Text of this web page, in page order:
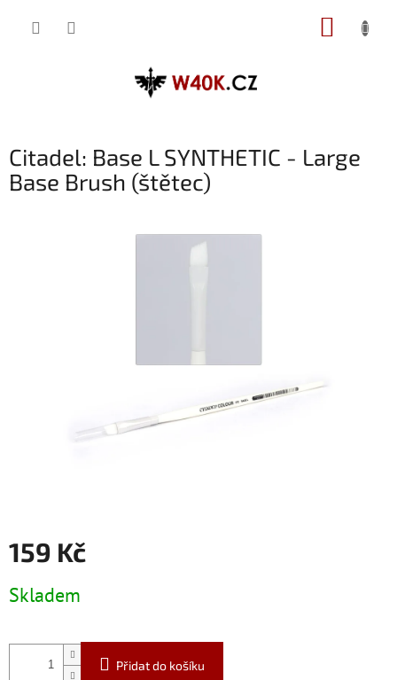
Citadel: Base L SYNTHETIC - Large
Base Brush (štětec)
159 Kč
cena:
Skladem
Přidat do košíku